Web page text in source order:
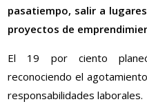
pasatiempo, salir a
proyectos de
El 19 por ciento planeó
reconociendo el
responsabilidades laborales.